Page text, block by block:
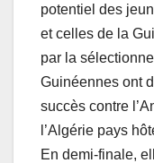
potentiel des
et celles de la
par la
Guinéennes ont
succès contre
l’Algérie pays
En demi-finale,